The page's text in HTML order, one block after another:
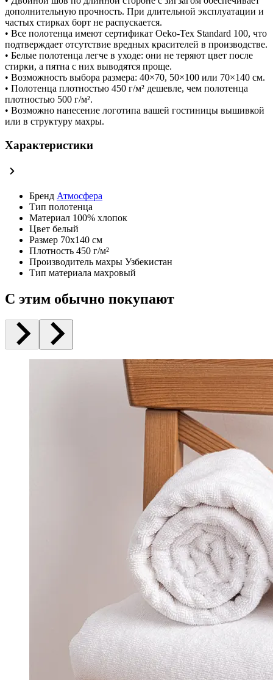
дополнительную прочность. При длительной эксплуатации и
частых стирках борт не распускается.
• Все полотенца имеют сертификат Oeko-Tex Standard 100, что
подтверждает отсутствие вредных красителей в производстве.
• Белые полотенца легче в уходе: они не теряют цвет после
стирки, а пятна с них выводятся проще.
• Возможность выбора размера: 40×70, 50×100 или 70×140 см.
• Полотенца плотностью 450 г/м² дешевле, чем полотенца
плотностью 500 г/м².
• Возможно нанесение логотипа вашей гостиницы вышивкой
или в структуру махры.
Характеристики
Бренд Атмосфера
Тип полотенца
Материал 100% хлопок
Цвет белый
Размер 70х140 см
Плотность 450 г/м²
Производитель махры Узбекистан
Тип материала махровый
С этим обычно покупают